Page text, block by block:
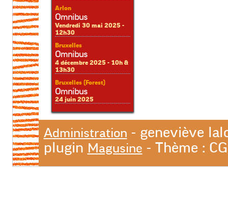
Arlon
Omnibus
Vendredi 30 mai 2025 -
12h30
Bruxelles
Omnibus
4 décembre 2025 - 10h &
13h30
Bruxelles (Forest)
Omnibus
24 juin 2025
Administration - geneviève
plugin Magusine - Thème :